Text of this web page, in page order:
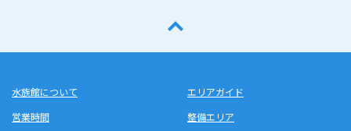
水族館について
営業時間
エリアガイド
整備エリア